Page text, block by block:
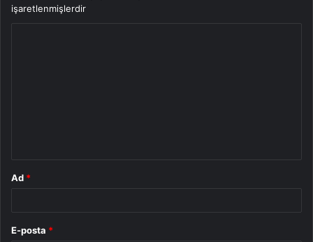
işaretlenmişlerdir
Ad *
E-posta *